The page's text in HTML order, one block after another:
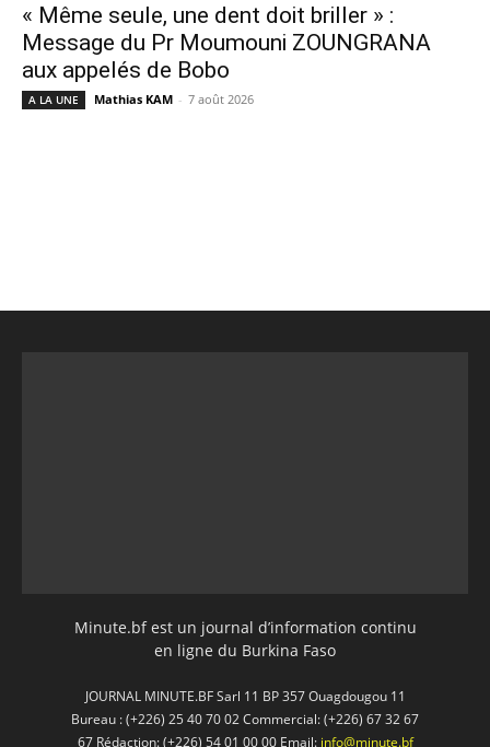
« Même seule, une dent doit briller » :
Message du Pr Moumouni ZOUNGRANA
aux appelés de Bobo
A LA UNE Mathias KAM - 7 août 2026
Minute.bf est un journal d’information continu
en ligne du Burkina Faso
JOURNAL MINUTE.BF Sarl 11 BP 357 Ouagdougou 11
Bureau : (+226) 25 40 70 02 Commercial: (+226) 67 32 67
67 Rédaction: (+226) 54 01 00 00 Email: info@minute.bf